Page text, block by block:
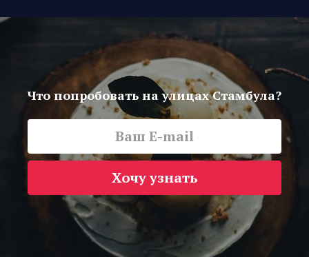
Что попробовать на улицах Стамбула?
Хочу узнать